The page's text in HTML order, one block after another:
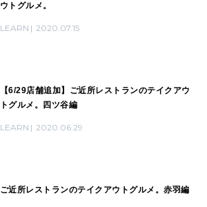
ウトグルメ。
LEARN 2020.07.15
【6/29店舗追加】ご近所レストランのテイクアウ
トグルメ。四ツ谷編
LEARN 2020.06.29
ご近所レストランのテイクアウトグルメ。赤羽編